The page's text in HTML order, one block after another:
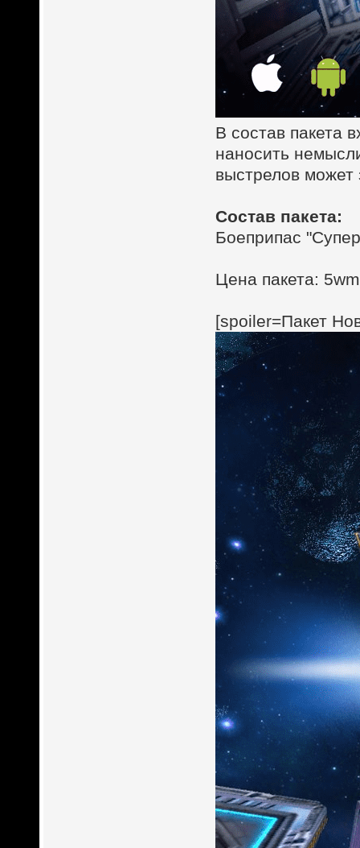
В состав пакета
наносить
выстрелов может
Состав пакета:
Боеприпас
Цена пакета:
[spoiler=Пакет